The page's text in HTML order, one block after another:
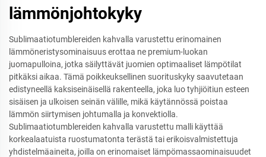
lämmönjohtokyky
Sublimaatiotumblereiden kahvalla varustettu erinomainen
lämmöneristysominaisuus erottaa ne premium-luokan
juomapulloina, jotka säilyttävät juomien optimaaliset lämpötilat
pitkäksi aikaa. Tämä poikkeuksellinen suorituskyky saavutetaan
edistyneellä kaksiseinäisellä rakenteella, joka luo tyhjiöitiun esteen
sisäisen ja ulkoisen seinän välille, mikä käytännössä poistaa
lämmön siirtymisen johtumalla ja konvektiolla.
Sublimaatiotumblereiden kahvalla varustettu malli käyttää
korkealaatuista ruostumatonta terästä tai erikoisvalmistettuja
yhdistelmäaineita, joilla on erinomaiset lämpömassaominaisuudet